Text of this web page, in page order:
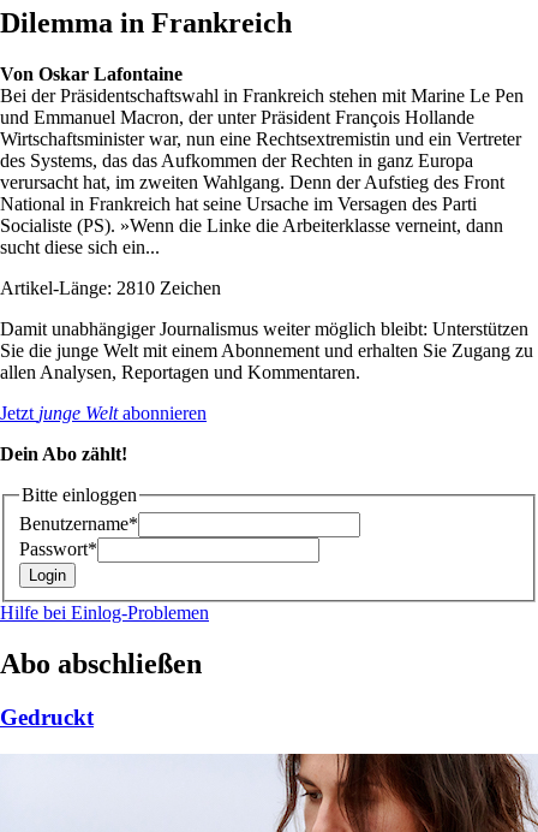
Dilemma in Frankreich
Von Oskar Lafontaine
Bei der Präsidentschaftswahl in Frankreich stehen mit Marine Le Pen
und Emmanuel Macron, der unter Präsident François Hollande
Wirtschaftsminister war, nun eine Rechtsextremistin und ein Vertreter
des Systems, das das Aufkommen der Rechten in ganz Europa
verursacht hat, im zweiten Wahlgang. Denn der Aufstieg des Front
National in Frankreich hat seine Ursache im Versagen des Parti
Socialiste (PS). »Wenn die Linke die Arbeiterklasse verneint, dann
sucht diese sich ein...
Artikel-Länge: 2810 Zeichen
Damit unabhängiger Journalismus weiter möglich bleibt: Unterstützen
Sie die junge Welt mit einem Abonnement und erhalten Sie Zugang zu
allen Analysen, Reportagen und Kommentaren.
Jetzt junge Weltabonnieren
Dein Abo zählt!
Bitte einloggen
Benutzername*
Passwort*
Hilfe bei Einlog-Problemen
Abo abschließen
Gedruckt